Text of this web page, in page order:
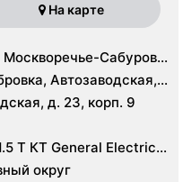
На карте
Сабурово,
Затон, Нагорный
Автозаводская,
Угрешская
д. 23, корп. 9
T КТ General Electric
округ